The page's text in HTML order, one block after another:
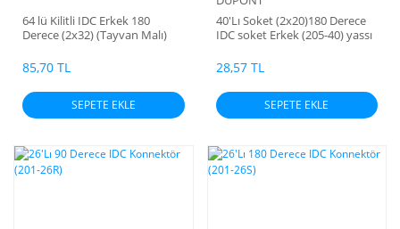
64 lü Kilitli IDC Erkek 180
Derece (2x32) (Tayvan Malı)
85,70 TL
SEPETE EKLE
40'Lı Soket (2x20)180 Derece
IDC soket Erkek (205-40) yassı
28,57 TL
SEPETE EKLE